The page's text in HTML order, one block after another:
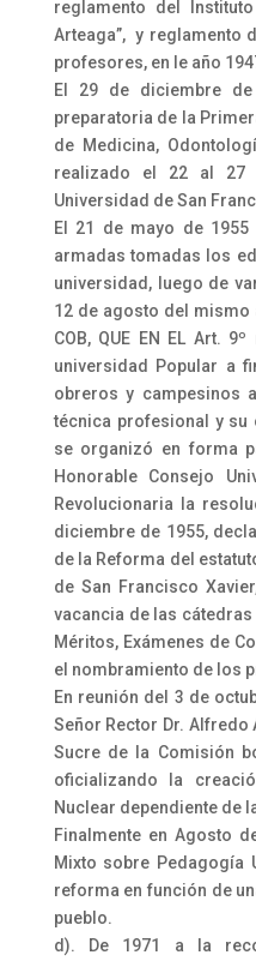
reglamento del
Arteaga”, y reglamento
profesores, en le año
El 29 de diciembre
preparatoria de la
de Medicina,
realizado el 22 al 27
Universidad de San
El 21 de mayo de
armadas tomadas los
universidad, luego de
12 de agosto del mismo
COB, QUE EN EL Art.
universidad Popular a
obreros y campesinos
técnica profesional y
se organizó en forma
Honorable Consejo
Revolucionaria la
diciembre de 1955,
de la Reforma del
de San Francisco
vacancia de las
Méritos, Exámenes de
el nombramiento de los
En reunión del 3 de
Señor Rector Dr.
Sucre de la Comisión
oficializando la
Nuclear dependiente de
Finalmente en Agosto
Mixto sobre Pedagogía
reforma en función de
pueblo.
d). De 1971 a la